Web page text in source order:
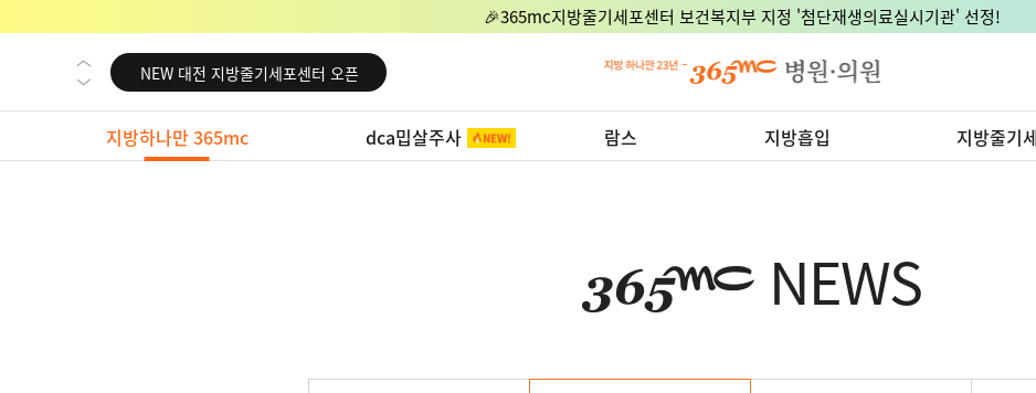
🎉365mc지방줄기세포센터 보건복지부 지정 '첨단재생의료실시기관' 선정!
NEW 교대 지방줄기세포센터 오픈
NEW 대전 지방줄기세포센터 오픈
NEW 노원 지방줄기세포센터 오픈
NEW 미국 LA점 오픈
NEW 미국 LA점 오픈
지방하나만 365mc dca밉살주사 람스 지방흡입 지방줄기
NEWS